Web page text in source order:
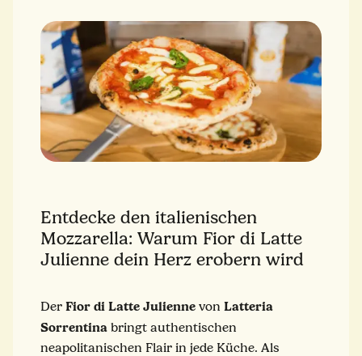
Entdecke den italienischen
Mozzarella: Warum Fior di Latte
Julienne dein Herz erobern wird
Der Fior di Latte Julienne von Latteria
Sorrentina bringt authentischen
neapolitanischen Flair in jede Küche. Als